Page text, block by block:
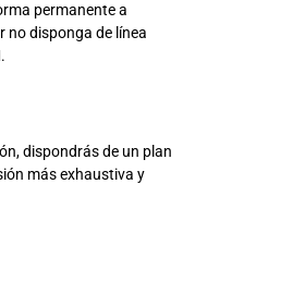
permanente a
no disponga de línea
dispondrás de un plan
más exhaustiva y